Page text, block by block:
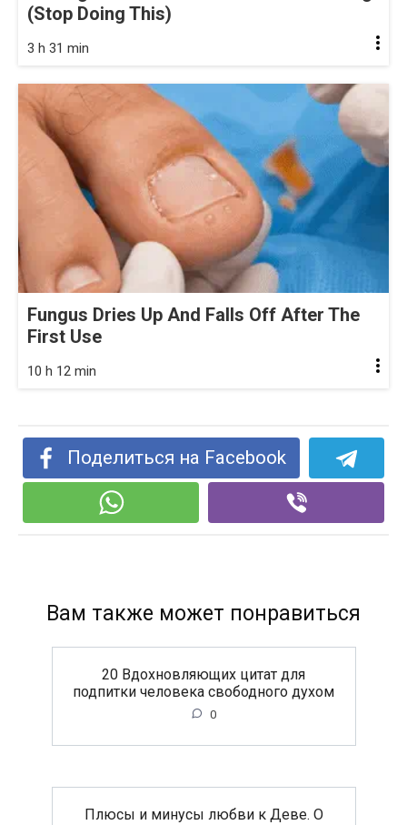
(Stop Doing This)
3 h 31 min
Fungus Dries Up And Falls Off After The
First Use
10 h 12 min
Поделиться на Facebook
Вам также может понравиться
20 Вдохновляющих цитат для
подпитки человека свободного духом
0
Плюсы и минусы любви к Деве. О